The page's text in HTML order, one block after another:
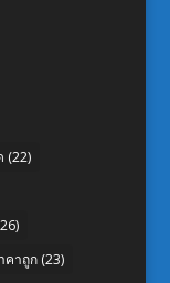
(22)
คาถูก(23)